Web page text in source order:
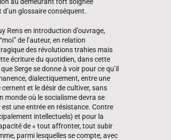
d’un glossaire conséquent.
Rens en introduction d’ouvrage,
de l’auteur, en relation
des révolutions trahies mais
écriture du quotidien, dans cette
Serge se donne à voir pour ce qu’il
dialectiquement, entre une
et le désir de cultiver, sans
monde où le socialisme devra se
est une entrée en résistance. Contre
intellectuels) et pour la
de « tout affronter, tout subir
parmi lesquelles se compte, avec